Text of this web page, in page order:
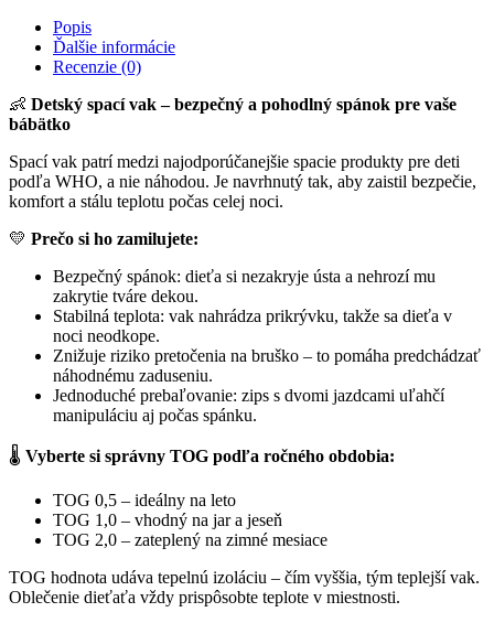
Popis
Ďalšie informácie
Recenzie (0)
👶 Detský spací vak – bezpečný a pohodlný spánok pre vaše
bábätko
Spací vak patrí medzi najodporúčanejšie spacie produkty pre deti
podľa WHO, a nie náhodou. Je navrhnutý tak, aby zaistil bezpečie,
komfort a stálu teplotu počas celej noci.
💛 Prečo si ho zamilujete:
Bezpečný spánok: dieťa si nezakryje ústa a nehrozí mu
zakrytie tváre dekou.
Stabilná teplota: vak nahrádza prikrývku, takže sa dieťa v
noci neodkope.
Znižuje riziko pretočenia na bruško – to pomáha predchádzať
náhodnému zaduseniu.
Jednoduché prebaľovanie: zips s dvomi jazdcami uľahčí
manipuláciu aj počas spánku.
🌡️ Vyberte si správny TOG podľa ročného obdobia:
TOG 0,5 – ideálny na leto
TOG 1,0 – vhodný na jar a jeseň
TOG 2,0 – zateplený na zimné mesiace
TOG hodnota udáva tepelnú izoláciu – čím vyššia, tým teplejší vak.
Oblečenie dieťaťa vždy prispôsobte teplote v miestnosti.